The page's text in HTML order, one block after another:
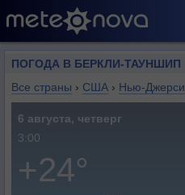
ПОГОДА В БЕРКЛИ-ТАУНШИП
Все страны › США › Нью-Джерси
6 августа, четверг
3:00
+24°